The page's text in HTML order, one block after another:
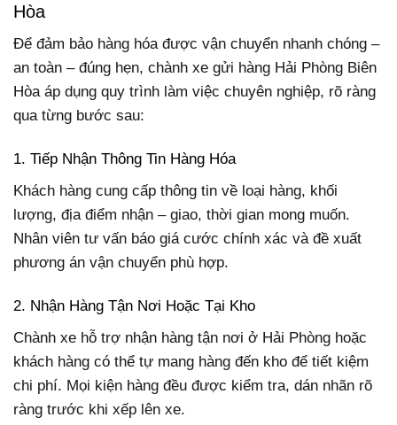
Hòa
Để đảm bảo hàng hóa được vận chuyển nhanh chóng –
an toàn – đúng hẹn, chành xe gửi hàng Hải Phòng Biên
Hòa áp dụng quy trình làm việc chuyên nghiệp, rõ ràng
qua từng bước sau:
1. Tiếp Nhận Thông Tin Hàng Hóa
Khách hàng cung cấp thông tin về loại hàng, khối
lượng, địa điểm nhận – giao, thời gian mong muốn.
Nhân viên tư vấn báo giá cước chính xác và đề xuất
phương án vận chuyển phù hợp.
2. Nhận Hàng Tận Nơi Hoặc Tại Kho
Chành xe hỗ trợ nhận hàng tận nơi ở Hải Phòng hoặc
khách hàng có thể tự mang hàng đến kho để tiết kiệm
chi phí. Mọi kiện hàng đều được kiểm tra, dán nhãn rõ
ràng trước khi xếp lên xe.